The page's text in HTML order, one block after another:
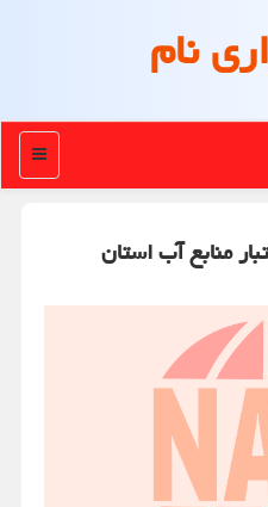
نام
منو
منابع آب استان